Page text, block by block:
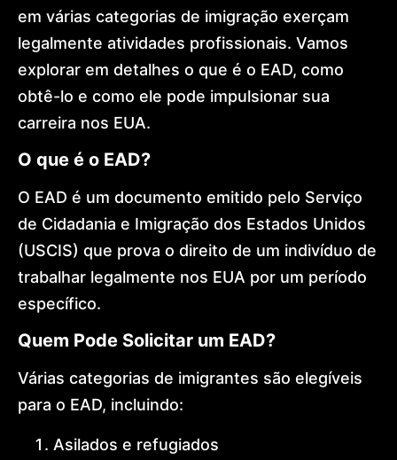
em várias categorias de imigração exerçam
legalmente atividades profissionais. Vamos
explorar em detalhes o que é o EAD, como
obtê-lo e como ele pode impulsionar sua
carreira nos EUA.
O que é o EAD?
O EAD é um documento emitido pelo Serviço
de Cidadania e Imigração dos Estados Unidos
(USCIS) que prova o direito de um indivíduo de
trabalhar legalmente nos EUA por um período
específico.
Quem Pode Solicitar um EAD?
Várias categorias de imigrantes são elegíveis
para o EAD, incluindo:
Asilados e refugiados